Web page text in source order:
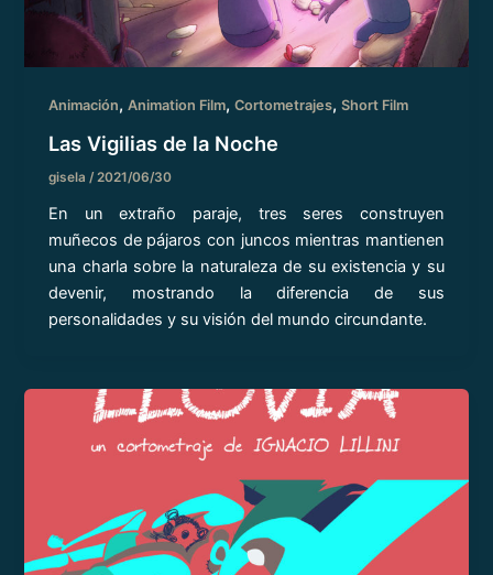
Animación,Animation Film,Cortometrajes,Short Film
Las Vigilias de la Noche
gisela /2021/06/30
En un extraño paraje, tres seres construyen
muñecos de pájaros con juncos mientras mantienen
una charla sobre la naturaleza de su existencia y su
devenir, mostrando la diferencia de sus
personalidades y su visión del mundo circundante.